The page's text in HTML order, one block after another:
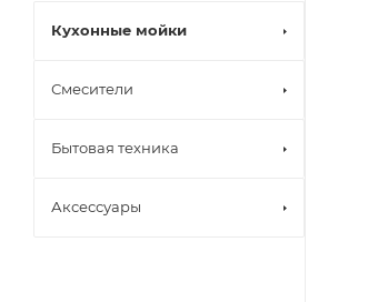
Кухонные мойки
Смесители
Бытовая техника
Аксессуары